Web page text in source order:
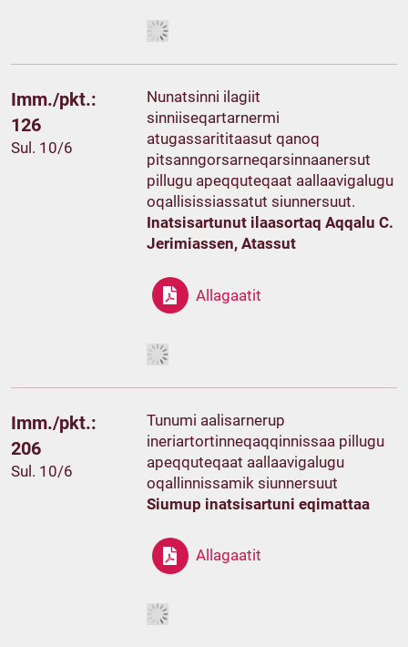
Imm./pkt.:
126
Sul. 10/6
Nunatsinni ilagiit
sinniiseqartarnermi
atugassarititaasut qanoq
pitsanngorsarneqarsinnaanersut
pillugu apeqquteqaat aallaavigalugu
oqallisissiassatut siunnersuut.
Inatsisartunut ilaasortaq Aqqalu C.
Jerimiassen, Atassut
Allagaatit
Imm./pkt.:
206
Sul. 10/6
Tunumi aalisarnerup
ineriartortinneqaqqinnissaa pillugu
apeqquteqaat aallaavigalugu
oqallinnissamik siunnersuut
Siumup inatsisartuni eqimattaa
Allagaatit